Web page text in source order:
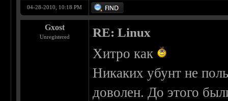
04-28-2010, 10:18 PM
Gxost
Unregistered RE: Linux
Хитро как
Никаких убунт не
доволен. До этого